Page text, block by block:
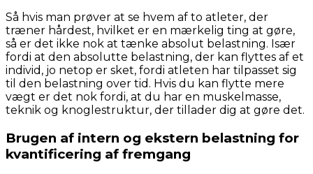
Så hvis man prøver at se hvem af to atleter, der
træner hårdest, hvilket er en mærkelig ting at gøre,
så er det ikke nok at tænke absolut belastning. Især
fordi at den absolutte belastning, der kan flyttes af et
individ, jo netop er sket, fordi atleten har tilpasset sig
til den belastning over tid. Hvis du kan flytte mere
vægt er det nok fordi, at du har en muskelmasse,
teknik og knoglestruktur, der tillader dig at gøre det.
Brugen af intern og ekstern belastning for
kvantificering af fremgang